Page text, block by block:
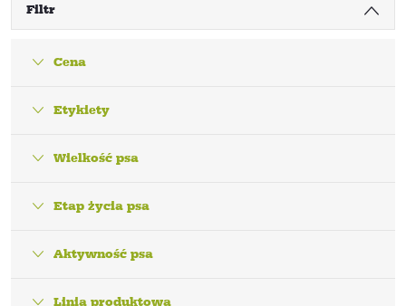
Filtr
Cena
Etykiety
Wielkość psa
Etap życia psa
Aktywność psa
Linia produktowa